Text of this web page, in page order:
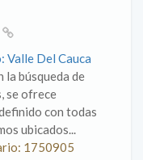
Valle Del Cauca
la búsqueda de
se ofrece
con todas
ubicados...
1750905